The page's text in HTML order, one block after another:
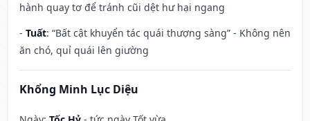
hành quay tơ để tránh cũi dệt hư hại ngang
- Tuất: “Bất cật khuyển tác quái thượng sàng” - Không nên
ăn chó, quỉ quái lên giường
Khổng Minh Lục Diệu